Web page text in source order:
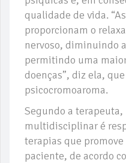
qualidade de vida.
proporcionam o
nervoso, diminuindo
permitindo uma
doenças”, diz ela,
psicocromoaroma.
Segundo a
multidisciplinar é
terapias que
paciente, de acordo